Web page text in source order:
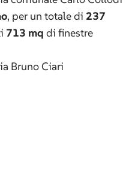
, per un totale di 237
713 mq di finestre
Bruno Ciari